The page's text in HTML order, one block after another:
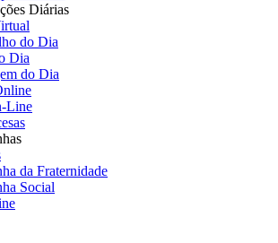
Diárias
do Dia
Dia
do Dia
Line
da Fraternidade
Social